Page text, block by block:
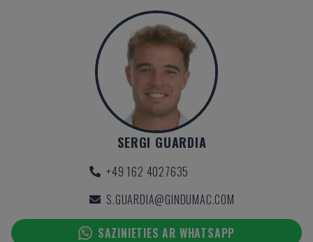
SERGI GUARDIA
+49 162 4027635
S.GUARDIA@GINDUMAC.COM
SAZINIETIES AR WHATSAPP